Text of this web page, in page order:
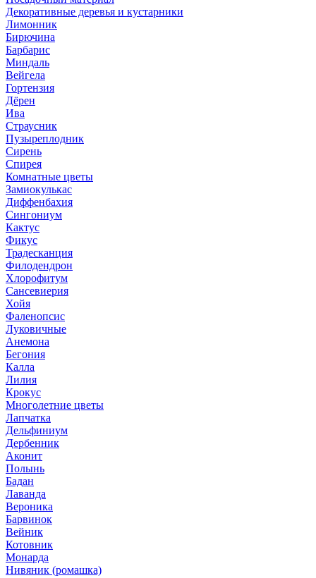
Декоративные деревья и кустарники
Лимонник
Бирючина
Барбарис
Миндаль
Вейгела
Гортензия
Дёрен
Ива
Страусник
Пузыреплодник
Сирень
Спирея
Комнатные цветы
Замиокулькас
Диффенбахия
Сингониум
Кактус
Фикус
Традесканция
Филодендрон
Хлорофитум
Сансевиерия
Хойя
Фаленопсис
Луковичные
Анемона
Бегония
Калла
Лилия
Крокус
Многолетние цветы
Лапчатка
Дельфиниум
Дербенник
Аконит
Полынь
Бадан
Лаванда
Вероника
Барвинок
Вейник
Котовник
Монарда
Нивяник (ромашка)